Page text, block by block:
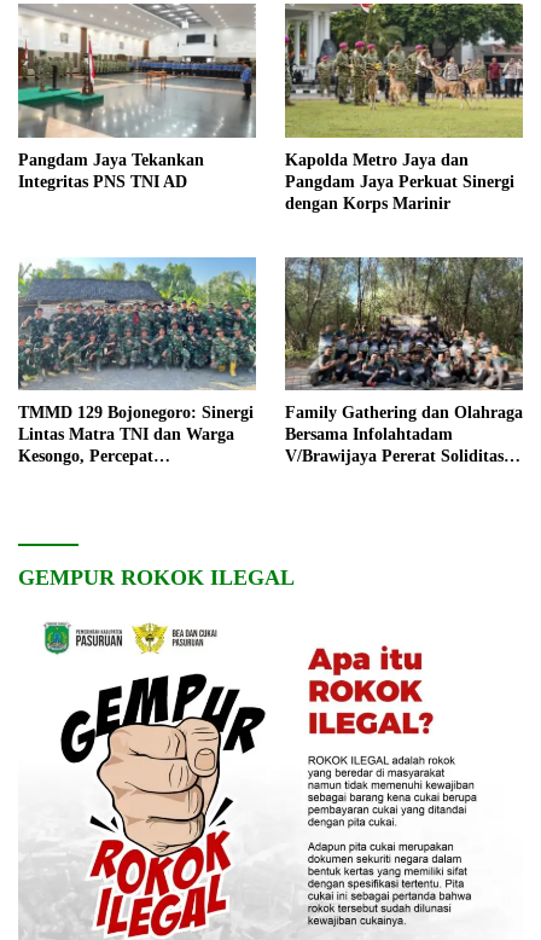
Pangdam Jaya Tekankan
Integritas PNS TNI AD
Kapolda Metro Jaya dan
Pangdam Jaya Perkuat Sinergi
dengan Korps Marinir
TMMD 129 Bojonegoro: Sinergi
Lintas Matra TNI dan Warga
Kesongo, Percepat
Family Gathering dan Olahraga
Bersama Infolahtadam
V/Brawijaya Pererat Soliditas
GEMPUR ROKOK ILEGAL